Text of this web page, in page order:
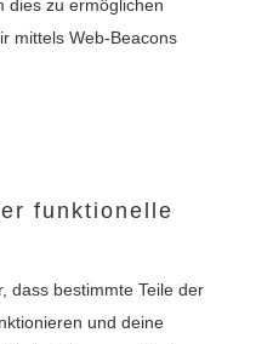
dies zu ermöglichen
mittels Web-Beacons
funktionelle
dass bestimmte Teile der
und deine